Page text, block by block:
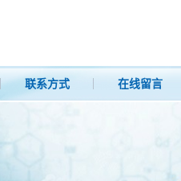
联系方式 在线留言